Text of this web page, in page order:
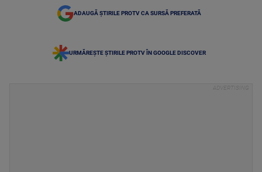
ADAUGĂ ȘTIRILE PROTV CA SURSĂ PREFERATĂ
URMĂREȘTE ȘTIRILE PROTV ÎN GOOGLE DISCOVER